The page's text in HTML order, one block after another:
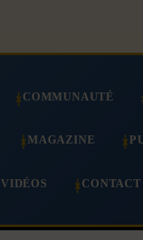
COMMUNAUTÉ
MAGAZINE
VIDÉOS CONTACT